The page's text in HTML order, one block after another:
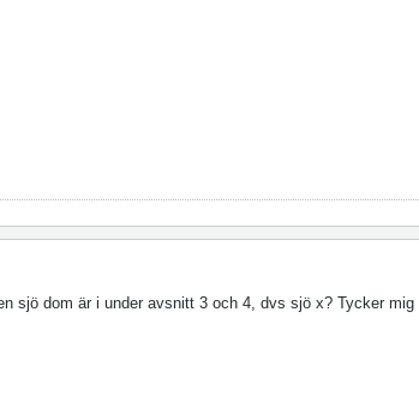
sjö dom är i under avsnitt 3 och 4, dvs sjö x? Tycker